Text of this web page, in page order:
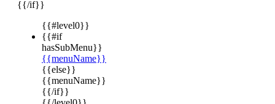
{{/if}}
{{#level0}}
{{#if
hasSubMenu}}
{{menuName}}
{{else}}
{{menuName}}
{{/if}}